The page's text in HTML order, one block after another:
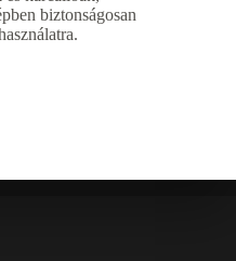
biztonságosan